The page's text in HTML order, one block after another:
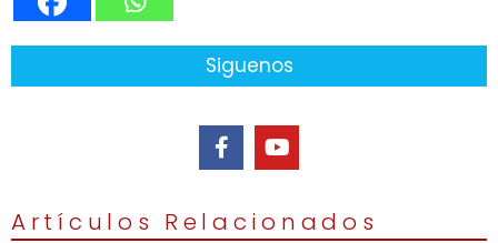
Siguenos
Artículos Relacionados